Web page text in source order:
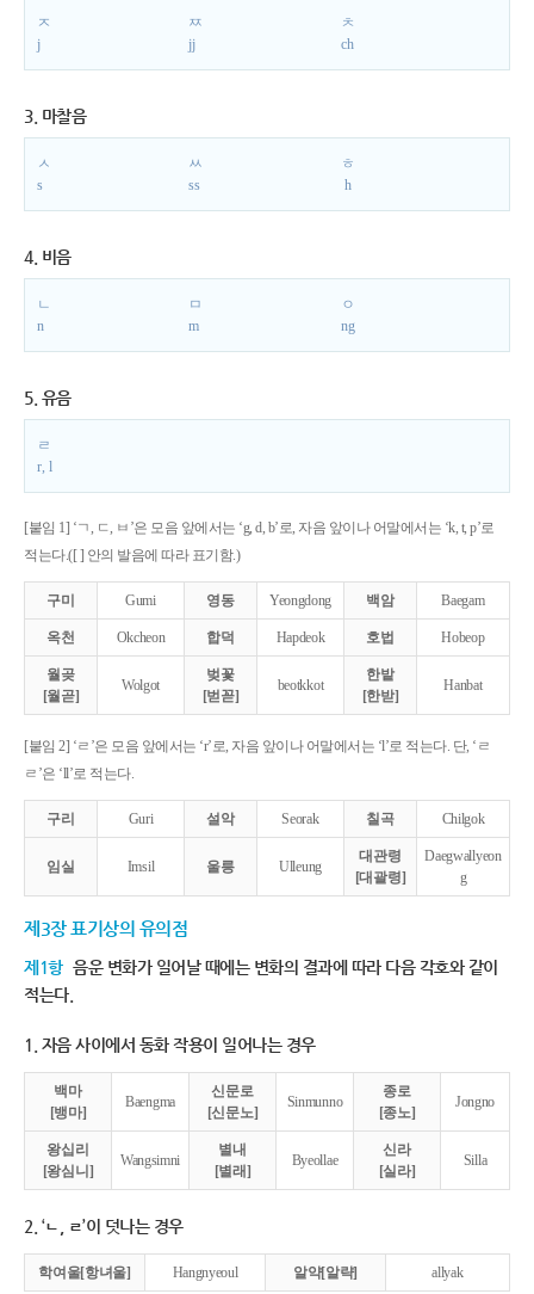
ㅈ
j
ㅉ
jj
ㅊ
ch
3. 마찰음
ㅅ
s
ㅆ
ss
ㅎ
h
4. 비음
ㄴ
n
ㅁ
m
ㅇ
ng
5. 유음
ㄹ
r, l
[붙임 1] ‘ㄱ, ㄷ, ㅂ’은 모음 앞에서는 ‘g, d, b’로, 자음 앞이나 어말에서는 ‘k, t, p’로
적는다.([ ] 안의 발음에 따라 표기함.)
구미 Gumi 영동 Yeongdong 백암 Baegam
옥천 Okcheon 합덕 Hapdeok 호법 Hobeop
월곶
[월곧]
Wolgot
벚꽃
[벋꼳]
beotkkot
한밭
[한받]
Hanbat
[붙임 2] ‘ㄹ’은 모음 앞에서는 ‘r’로, 자음 앞이나 어말에서는 ‘l’로 적는다. 단, ‘ㄹ
ㄹ’은 ‘ll’로 적는다.
구리 Guri 설악 Seorak 칠곡 Chilgok
임실 Imsil 울릉 Ulleung
대관령
[대괄령]
Daegwallyeon
g
제3장 표기상의 유의점
제1항 음운 변화가 일어날 때에는 변화의 결과에 따라 다음 각호와 같이
적는다.
1. 자음 사이에서 동화 작용이 일어나는 경우
백마
[뱅마]
Baengma
신문로
[신문노]
Sinmunno
종로
[종노]
Jongno
왕십리
[왕심니]
Wangsimni
별내
[별래]
Byeollae
신라
[실라]
Silla
2. ‘ㄴ, ㄹ’이 덧나는 경우
학여울[항녀울] Hangnyeoul 알약[알략] allyak